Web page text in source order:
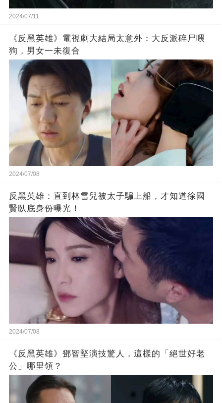
2024/07/11
《反黑英雄》電視劇大結局太意外：大反派碎尸喂
狗，男女一未復合
2024/07/08
反黑英雄：直到林雪兒被太子騙上船，才知道徐國
賢臥底身份曝光！
2024/07/08
《反黑英雄》鄧智堅演技驚人，這樣的「絕世好老
公」哪里領？